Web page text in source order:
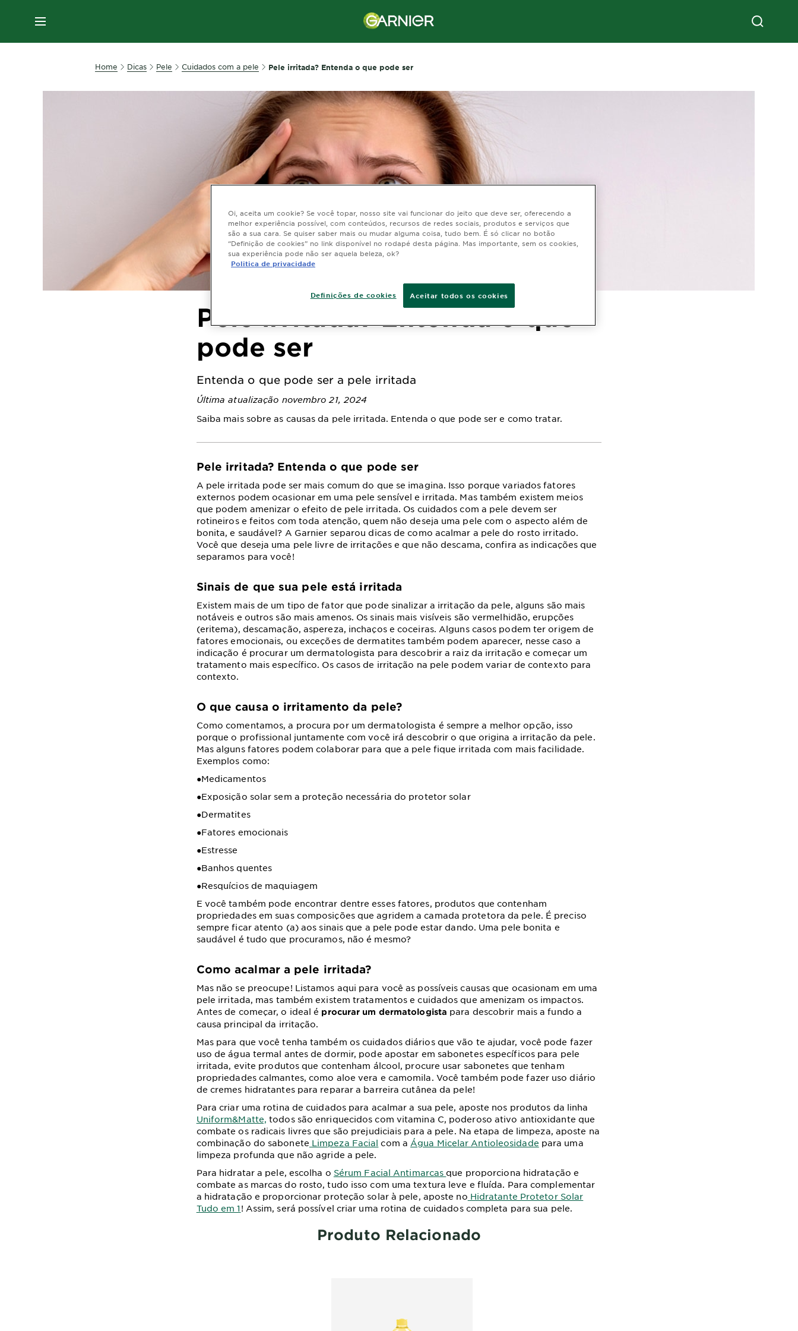
MENU
Home Dicas Pele Cuidados com a pele Pele irritada? Entenda o que pode ser
Pele irritada? Entenda o que
pode ser
Entenda o que pode ser a pele irritada
Última atualização novembro 21, 2024
Saiba mais sobre as causas da pele irritada. Entenda o que pode ser e como tratar.
Pele irritada? Entenda o que pode ser
A pele irritada pode ser mais comum do que se imagina. Isso porque variados fatores
externos podem ocasionar em uma pele sensível e irritada. Mas também existem meios
que podem amenizar o efeito de pele irritada. Os cuidados com a pele devem ser
rotineiros e feitos com toda atenção, quem não deseja uma pele com o aspecto além de
bonita, e saudável? A Garnier separou dicas de como acalmar a pele do rosto irritado.
Você que deseja uma pele livre de irritações e que não descama, confira as indicações que
separamos para você!
Sinais de que sua pele está irritada
Existem mais de um tipo de fator que pode sinalizar a irritação da pele, alguns são mais
notáveis e outros são mais amenos. Os sinais mais visíveis são vermelhidão, erupções
(eritema), descamação, aspereza, inchaços e coceiras. Alguns casos podem ter origem de
fatores emocionais, ou exceções de dermatites também podem aparecer, nesse caso a
indicação é procurar um dermatologista para descobrir a raiz da irritação e começar um
tratamento mais específico. Os casos de irritação na pele podem variar de contexto para
contexto.
O que causa o irritamento da pele?
Como comentamos, a procura por um dermatologista é sempre a melhor opção, isso
porque o profissional juntamente com você irá descobrir o que origina a irritação da pele.
Mas alguns fatores podem colaborar para que a pele fique irritada com mais facilidade.
Exemplos como:
●Medicamentos
●Exposição solar sem a proteção necessária do protetor solar
●Dermatites
●Fatores emocionais
●Estresse
●Banhos quentes
●Resquícios de maquiagem
E você também pode encontrar dentre esses fatores, produtos que contenham
propriedades em suas composições que agridem a camada protetora da pele. É preciso
sempre ficar atento (a) aos sinais que a pele pode estar dando. Uma pele bonita e
saudável é tudo que procuramos, não é mesmo?
Como acalmar a pele irritada?
Mas não se preocupe! Listamos aqui para você as possíveis causas que ocasionam em uma
pele irritada, mas também existem tratamentos e cuidados que amenizam os impactos.
Antes de começar, o ideal é procurar um dermatologista para descobrir mais a fundo a
causa principal da irritação.
Mas para que você tenha também os cuidados diários que vão te ajudar, você pode fazer
uso de água termal antes de dormir, pode apostar em sabonetes específicos para pele
irritada, evite produtos que contenham álcool, procure usar sabonetes que tenham
propriedades calmantes, como aloe vera e camomila. Você também pode fazer uso diário
de cremes hidratantes para reparar a barreira cutânea da pele!
Para criar uma rotina de cuidados para acalmar a sua pele, aposte nos produtos da linha
Uniform&Matte, todos são enriquecidos com vitamina C, poderoso ativo antioxidante que
combate os radicais livres que são prejudiciais para a pele. Na etapa de limpeza, aposte na
combinação do sabonete Limpeza Facial com a Água Micelar Antioleosidade para uma
limpeza profunda que não agride a pele.
Para hidratar a pele, escolha o Sérum Facial Antimarcasque proporciona hidratação e
combate as marcas do rosto, tudo isso com uma textura leve e fluída. Para complementar
a hidratação e proporcionar proteção solar à pele, aposte no Hidratante Protetor Solar
Tudo em 1 ! Assim, será possível criar uma rotina de cuidados completa para sua pele.
Produto Relacionado
Oi, aceita um cookie? Se você topar, nosso site vai funcionar do jeito que deve ser, oferecendo a
melhor experiência possível, com conteúdos, recursos de redes sociais, produtos e serviços que
são a sua cara. Se quiser saber mais ou mudar alguma coisa, tudo bem. É só clicar no botão
“Definição de cookies” no link disponível no rodapé desta página. Mas importante, sem os cookies,
sua experiência pode não ser aquela beleza, ok?
Politica de privacidade
Definições de cookies Aceitar todos os cookies